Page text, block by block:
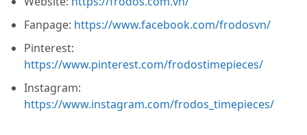
Fanpage: https://www.facebook.com/frodosvn/
Pinterest:
https://www.pinterest.com/frodostimepieces/
Instagram:
https://www.instagram.com/frodos_timepieces/